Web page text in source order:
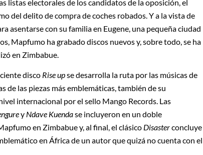
listas electorales de los candidatos de la oposición, el
del delito de compra de coches robados. Y a la vista de
asentarse con su familia en Eugene, una pequeña ciudad
Mapfumo ha grabado discos nuevos y, sobre todo, se ha
en Zimbabue.
disco Rise upse desarrolla la ruta por las músicas de
de las piezas más emblemáticas, también de su
internacional por el sello Mango Records. Las
y Ndave Kuendase incluyeron en un doble
en Zimbabue y, al final, el clásico Disasterconcluye
en África de un autor que quizá no cuenta con el